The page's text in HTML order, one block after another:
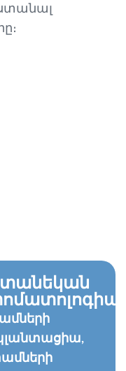
ստանալ